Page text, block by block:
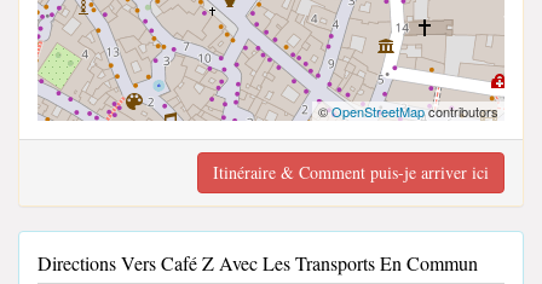
©OpenStreetMapcontributors
Itinéraire & Comment puis-je arriver ici
Directions Vers Café Z Avec Les Transports En Commun